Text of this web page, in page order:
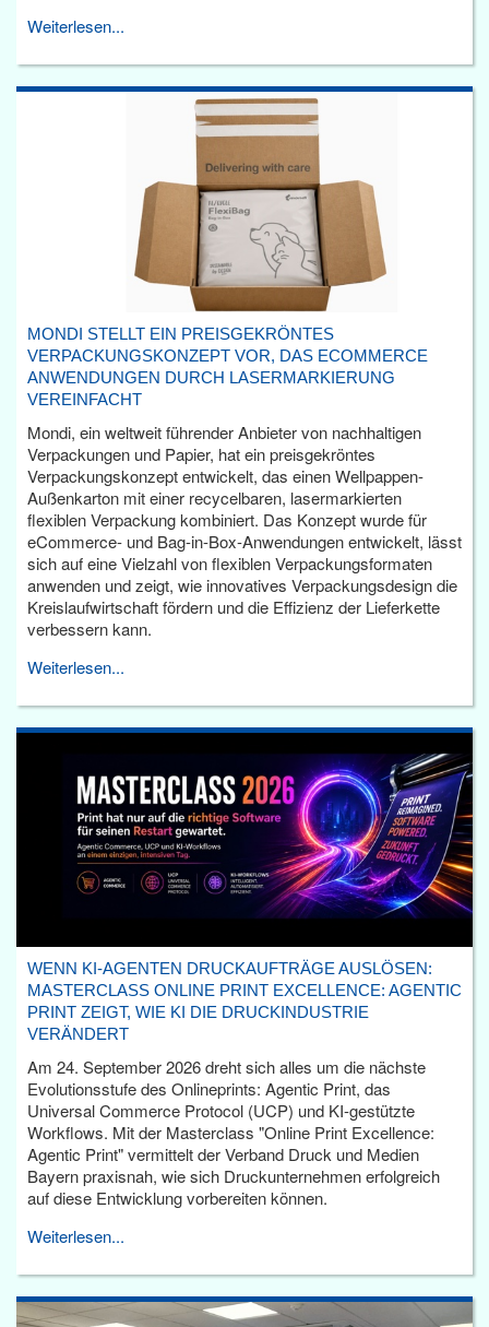
Weiterlesen...
MONDI STELLT EIN PREISGEKRÖNTES
VERPACKUNGSKONZEPT VOR, DAS ECOMMERCE
ANWENDUNGEN DURCH LASERMARKIERUNG
VEREINFACHT
Mondi, ein weltweit führender Anbieter von nachhaltigen
Verpackungen und Papier, hat ein preisgekröntes
Verpackungskonzept entwickelt, das einen Wellpappen-
Außenkarton mit einer recycelbaren, lasermarkierten
flexiblen Verpackung kombiniert. Das Konzept wurde für
eCommerce- und Bag-in-Box-Anwendungen entwickelt, lässt
sich auf eine Vielzahl von flexiblen Verpackungsformaten
anwenden und zeigt, wie innovatives Verpackungsdesign die
Kreislaufwirtschaft fördern und die Effizienz der Lieferkette
verbessern kann.
Weiterlesen...
WENN KI-AGENTEN DRUCKAUFTRÄGE AUSLÖSEN:
MASTERCLASS ONLINE PRINT EXCELLENCE: AGENTIC
PRINT ZEIGT, WIE KI DIE DRUCKINDUSTRIE
VERÄNDERT
Am 24. September 2026 dreht sich alles um die nächste
Evolutionsstufe des Onlineprints: Agentic Print, das
Universal Commerce Protocol (UCP) und KI-gestützte
Workflows. Mit der Masterclass "Online Print Excellence:
Agentic Print" vermittelt der Verband Druck und Medien
Bayern praxisnah, wie sich Druckunternehmen erfolgreich
auf diese Entwicklung vorbereiten können.
Weiterlesen...